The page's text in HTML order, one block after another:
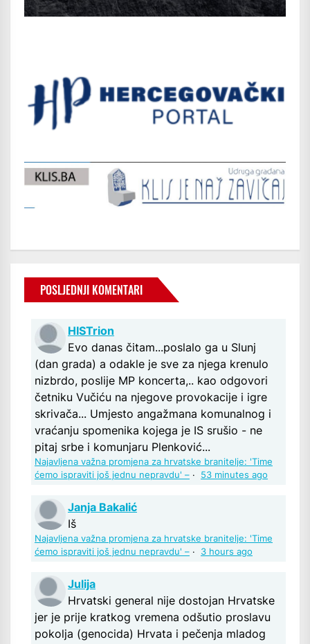
POSLJEDNJI KOMENTARI
HISTrion
Evo danas čitam...poslalo ga u Slunj
(dan grada) a odakle je sve za njega krenulo
nizbrdo, poslije MP koncerta,.. kao odgovori
četniku Vučiću na njegove provokacije i igre
skrivača... Umjesto angažmana komunalnog i
vraćanju spomenika kojega je IS srušio - ne
pitaj srbe i komunjaru Plenković...
Najavljena važna promjena za hrvatske branitelje: 'Time
ćemo ispraviti još jednu nepravdu' – · 53 minutes ago
Janja Bakalić
Iš
Najavljena važna promjena za hrvatske branitelje: 'Time
ćemo ispraviti još jednu nepravdu' – · 3 hours ago
Julija
Hrvatski general nije dostojan Hrvatske
jer je prije kratkog vremena odšutio proslavu
pokolja (genocida) Hrvata i pečenja mladog